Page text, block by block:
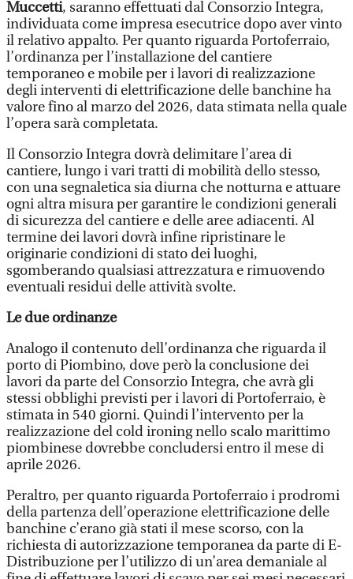
Muccetti, saranno effettuati dal Consorzio Integra,
individuata come impresa esecutrice dopo aver vinto
il relativo appalto. Per quanto riguarda Portoferraio,
l’ordinanza per l’installazione del cantiere
temporaneo e mobile per i lavori di realizzazione
degli interventi di elettrificazione delle banchine ha
valore fino al marzo del 2026, data stimata nella quale
l’opera sarà completata.
Il Consorzio Integra dovrà delimitare l’area di
cantiere, lungo i vari tratti di mobilità dello stesso,
con una segnaletica sia diurna che notturna e attuare
ogni altra misura per garantire le condizioni generali
di sicurezza del cantiere e delle aree adiacenti. Al
termine dei lavori dovrà infine ripristinare le
originarie condizioni di stato dei luoghi,
sgomberando qualsiasi attrezzatura e rimuovendo
eventuali residui delle attività svolte.
Le due ordinanze
Analogo il contenuto dell’ordinanza che riguarda il
porto di Piombino, dove però la conclusione dei
lavori da parte del Consorzio Integra, che avrà gli
stessi obblighi previsti per i lavori di Portoferraio, è
stimata in 540 giorni. Quindi l’intervento per la
realizzazione del cold ironing nello scalo marittimo
piombinese dovrebbe concludersi entro il mese di
aprile 2026.
Peraltro, per quanto riguarda Portoferraio i prodromi
della partenza dell’operazione elettrificazione delle
banchine c’erano già stati il mese scorso, con la
richiesta di autorizzazione temporanea da parte di E-
Distribuzione per l’utilizzo di un’area demaniale al